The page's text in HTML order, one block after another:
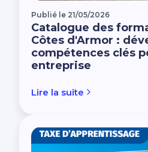
Publié le 21/05/2026
Catalogue des
Côtes d'Armor :
compétences clés
entreprise
Lire la suite